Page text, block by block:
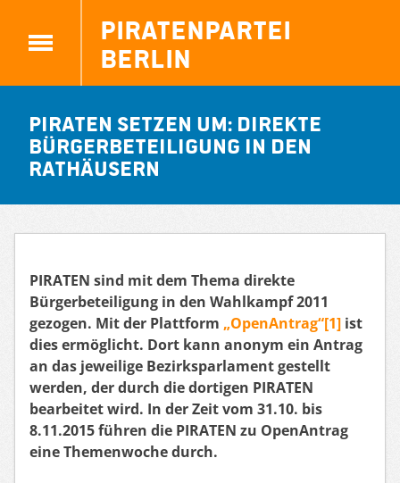
Piratenpartei
Berlin
Piraten setzen um: Direkte
Bürgerbeteiligung in den
Rathäusern
PIRATEN sind mit dem Thema direkte
Bürgerbeteiligung in den Wahlkampf 2011
gezogen. Mit der Plattform „OpenAntrag“[1] ist
dies ermöglicht. Dort kann anonym ein Antrag
an das jeweilige Bezirksparlament gestellt
werden, der durch die dortigen PIRATEN
bearbeitet wird. In der Zeit vom 31.10. bis
8.11.2015 führen die PIRATEN zu OpenAntrag
eine Themenwoche durch.